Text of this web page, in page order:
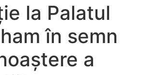
la Palatul
în semn
a